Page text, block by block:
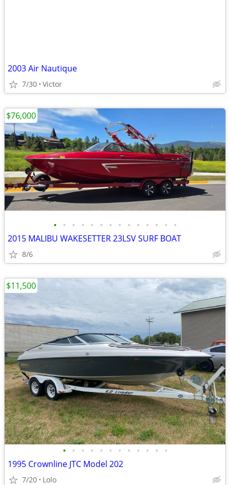
2003 Air Nautique
7/30 Victor
• • • • • • • • • • • • • •
2015 MALIBU WAKESETTER 23LSV SURF BOAT
8/6
$76,000
• • • • • • • • • • • •
1995 Crownline JTC Model 202
7/20 Lolo
$11,500